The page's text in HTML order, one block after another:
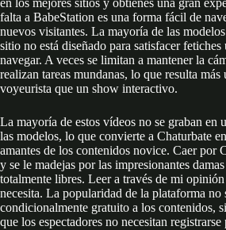
en los mejores sitios y obtienes una gran
falta a BabeStation es una forma fácil de
nuevos visitantes. La mayoría de las
sitio no está diseñado para satisfacer
navegar. A veces se limitan a mantener la
realizan tareas mundanas, lo que resulta más
voyeurista que un show interactivo.
La mayoría de estos vídeos no se graban en
las modelos, lo que convierte a Chaturbate
amantes de los contenidos novice. Caer por
y se le madejas por las impresionantes
totalmente libres. Leer a través de mi
necesita. La popularidad de la plataforma no
condicionalmente gratuito a los contenidos,
que los espectadores no necesitan registrarse